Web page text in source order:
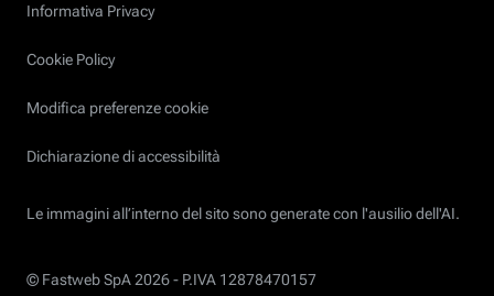
Informativa Privacy
Cookie Policy
Modifica preferenze cookie
Dichiarazione di accessibilità
Le immagini all’interno del sito sono generate con l'ausilio dell'AI.
© Fastweb SpA 2026 - P.IVA 12878470157